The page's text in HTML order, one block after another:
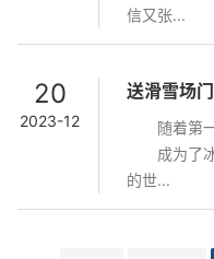
信又张...
送滑雪场
随着第一
成为了冰
的世...
20
2023-12